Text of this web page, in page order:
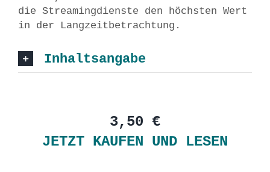
die Streamingdienste den höchsten Wert
in der Langzeitbetrachtung.
Inhaltsangabe
3,50 €
JETZT KAUFEN UND LESEN